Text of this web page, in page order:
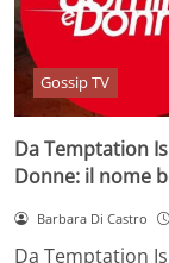
Gossip TV
Da Temptation
Donne: il nome
Barbara Di Castro
Da Temptation